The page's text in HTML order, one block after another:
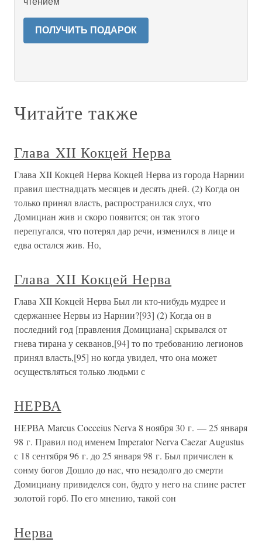
ПОЛУЧИТЬ ПОДАРОК
Читайте также
Глава XII Кокцей Нерва
Глава XII Кокцей Нерва Кокцей Нерва из города Нарнии
правил шестнадцать месяцев и десять дней. (2) Когда он
только принял власть, распространился слух, что
Домициан жив и скоро появится; он так этого
перепугался, что потерял дар речи, изменился в лице и
едва остался жив. Но,
Глава XII Кокцей Нерва
Глава XII Кокцей Нерва Был ли кто-нибудь мудрее и
сдержаннее Нервы из Нарнии?[93] (2) Когда он в
последний год [правления Домициана] скрывался от
гнева тирана у секванов,[94] то по требованию легионов
принял власть,[95] но когда увидел, что она может
осуществляться только людьми с
НЕРВА
НЕРВА Marcus Cocceius Nerva 8 ноября 30 г. — 25 января
98 г. Правил под именем Imperator Nerva Caezar Augustus
с 18 сентября 96 г. до 25 января 98 г. Был причислен к
сонму богов Дошло до нас, что незадолго до смерти
Домициану привиделся сон, будто у него на спине растет
золотой горб. По его мнению, такой сон
Нерва